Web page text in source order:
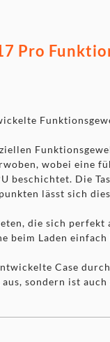
Pro
wobei eine
beschichtet. Die
lässt sich
die sich perfekt
beim Laden
Case
sondern ist